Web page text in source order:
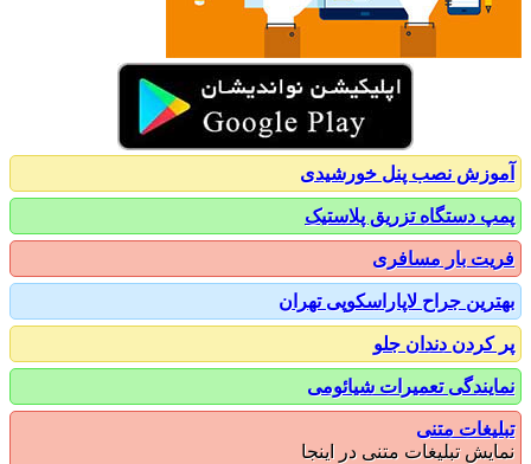
نصب پنل خورشیدی
دستگاه تزریق پلاستیک
بار مسافری
جراح لاپاراسکوپی تهران
دندان جلو
تعمیرات شیائومی
متنی
تبلیغات متنی در اینجا